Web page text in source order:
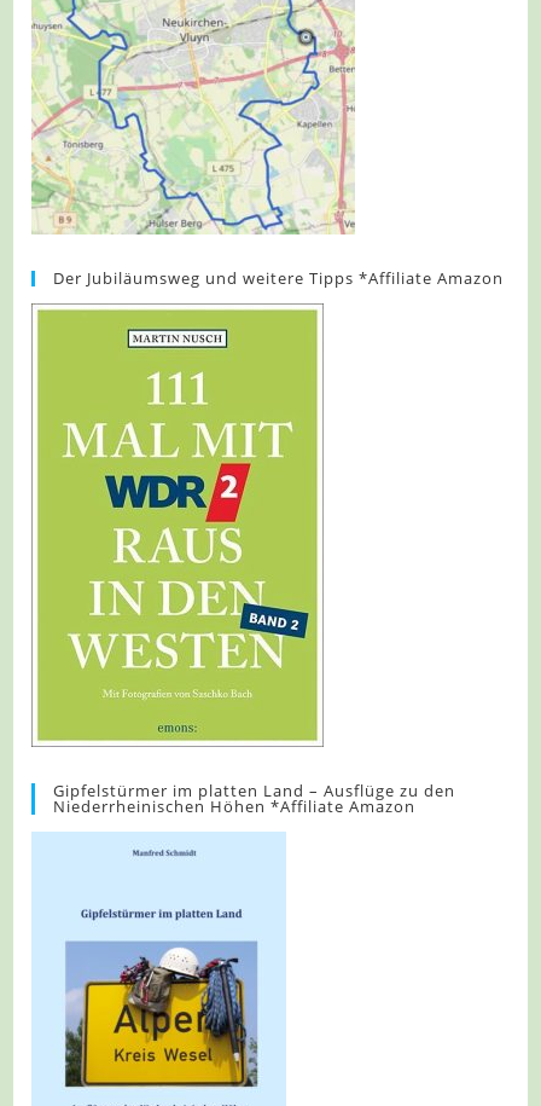
Der Jubiläumsweg und weitere Tipps *Affiliate Amazon
Gipfelstürmer im platten Land – Ausflüge zu den
Niederrheinischen Höhen *Affiliate Amazon